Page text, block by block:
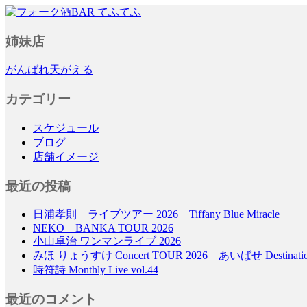
姉妹店
がんばれ天がえる
カテゴリー
スケジュール
ブログ
店舗イメージ
最近の投稿
日浦孝則 ライブツアー 2026 Tiffany Blue Miracle
NEKO BANKA TOUR 2026
小山卓治 ワンマンライブ 2026
みほ りょうすけ Concert TOUR 2026 あいばせ
時符詩 Monthly Live vol.44
最近のコメント